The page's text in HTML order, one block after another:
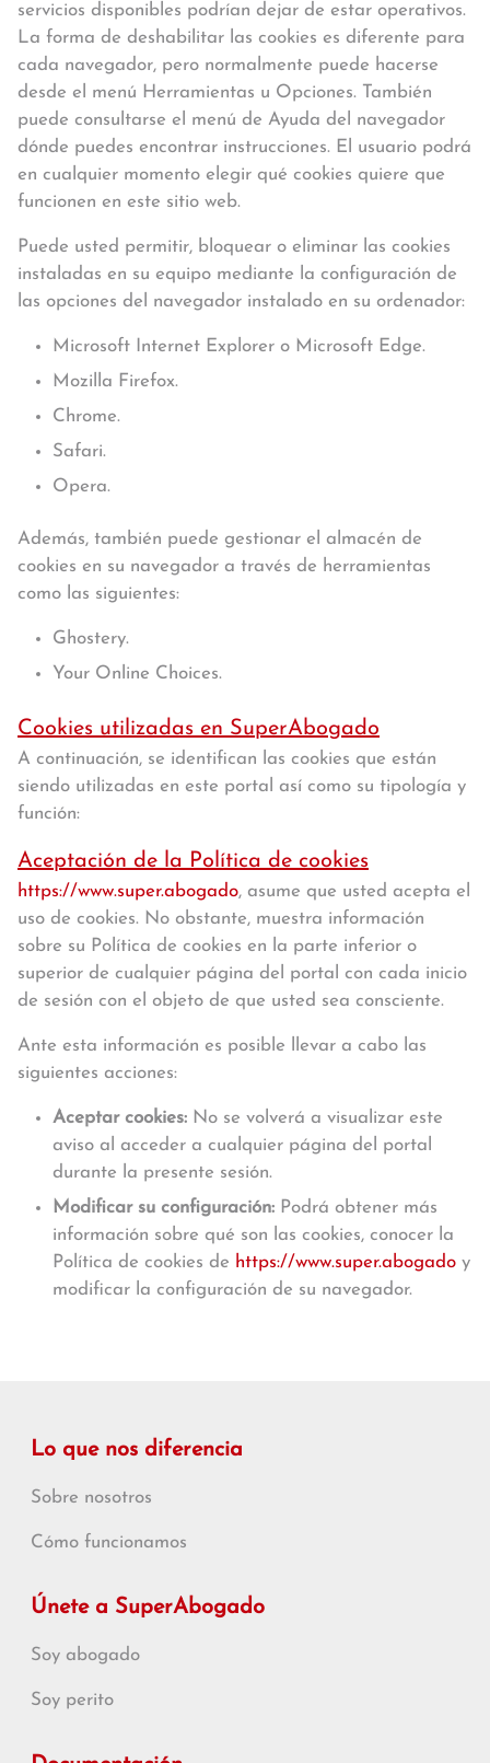
servicios disponibles podrían dejar de estar operativos.
La forma de deshabilitar las cookies es diferente para
cada navegador, pero normalmente puede hacerse
desde el menú Herramientas u Opciones. También
puede consultarse el menú de Ayuda del navegador
dónde puedes encontrar instrucciones. El usuario podrá
en cualquier momento elegir qué cookies quiere que
funcionen en este sitio web.
Puede usted permitir, bloquear o eliminar las cookies
instaladas en su equipo mediante la configuración de
las opciones del navegador instalado en su ordenador:
Microsoft Internet Explorer o Microsoft Edge.
Mozilla Firefox.
Chrome.
Safari.
Opera.
Además, también puede gestionar el almacén de
cookies en su navegador a través de herramientas
como las siguientes:
Ghostery.
Your Online Choices.
Cookies utilizadas en SuperAbogado
A continuación, se identifican las cookies que están
siendo utilizadas en este portal así como su tipología y
función:
Aceptación de la Política de cookies
https://www.super.abogado, asume que usted acepta el
uso de cookies. No obstante, muestra información
sobre su Política de cookies en la parte inferior o
superior de cualquier página del portal con cada inicio
de sesión con el objeto de que usted sea consciente.
Ante esta información es posible llevar a cabo las
siguientes acciones:
Aceptar cookies: No se volverá a visualizar este
aviso al acceder a cualquier página del portal
durante la presente sesión.
Modificar su configuración: Podrá obtener más
información sobre qué son las cookies, conocer la
Política de cookies de https://www.super.abogado y
modificar la configuración de su navegador.
Lo que nos diferencia
Sobre nosotros
Cómo funcionamos
Únete a SuperAbogado
Soy abogado
Soy perito